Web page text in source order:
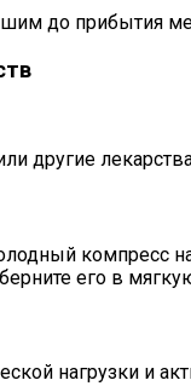
до прибытия
другие
компресс
его в
нагрузки и